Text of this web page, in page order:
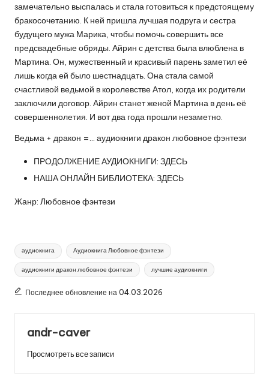
замечательно выспалась и стала готовиться к предстоящему
бракосочетанию. К ней пришла лучшая подруга и сестра
будущего мужа Марика, чтобы помочь совершить все
предсвадебные обряды. Айрин с детства была влюблена в
Мартина. Он, мужественный и красивый парень заметил её
лишь когда ей было шестнадцать. Она стала самой
счастливой ведьмой в королевстве Атол, когда их родители
заключили договор. Айрин станет женой Мартина в день её
совершеннолетия. И вот два года прошли незаметно.
Ведьма + дракон =… аудиокниги дракон любовное фэнтези
ПРОДОЛЖЕНИЕ АУДИОКНИГИ: ЗДЕСЬ
НАША ОНЛАЙН БИБЛИОТЕКА: ЗДЕСЬ
Жанр: Любовное фэнтези
Метки:
аудиокнига Аудиокнига Любовное фэнтези
аудиокниги дракон любовное фэнтези лучшие аудиокниги
Последнее обновление на 04.03.2026
andr-caver
Просмотреть все записи